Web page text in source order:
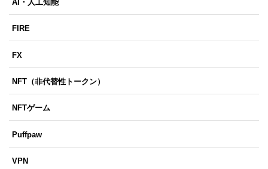
AI・人工知能
FIRE
FX
NFT（非代替性トークン）
NFTゲーム
Puffpaw
VPN